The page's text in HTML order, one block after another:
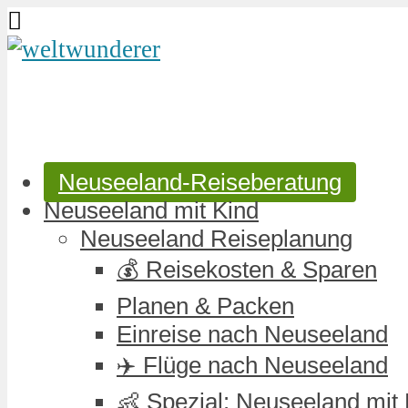
Neuseeland-Reiseberatung
Neuseeland mit Kind
Neuseeland Reiseplanung
💰 Reisekosten & Sparen
Planen & Packen
Einreise nach Neuseeland
✈️ Flüge nach Neuseeland
👶 Spezial: Neuseeland mit